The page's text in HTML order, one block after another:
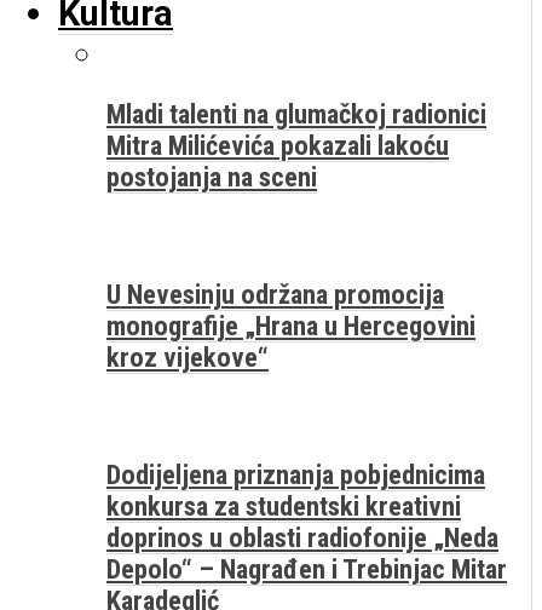
Kultura
Mladi talenti na glumačkoj radionici
Mitra Milićevića pokazali lakoću
postojanja na sceni
U Nevesinju održana promocija
monografije „Hrana u Hercegovini
kroz vijekove“
Dodijeljena priznanja pobjednicima
konkursa za studentski kreativni
doprinos u oblasti radiofonije „Neda
Depolo“ – Nagrađen i Trebinjac Mitar
Karadeglić